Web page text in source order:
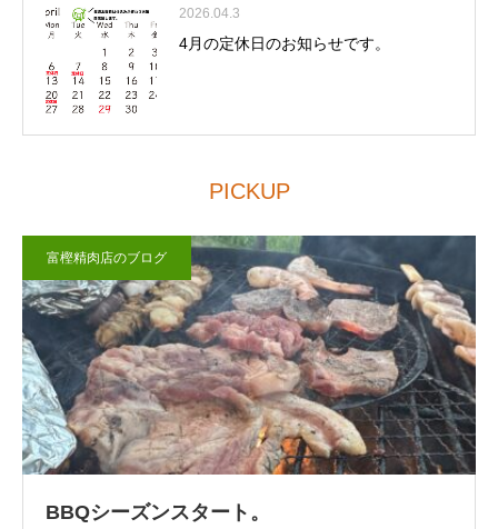
2026.04.3
4月の定休日のお知らせです。
PICKUP
富樫精肉店のブログ
BBQシーズンスタート。